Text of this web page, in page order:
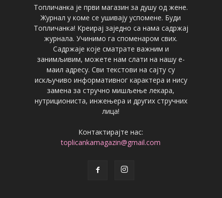
Топличанка је први магазин за душу од жене.
Журнал у коме се ушивају успомене. Буди
Топличанка! Креирај заједно са нама садржај
журнала. Учинимо га споменаром свих.
Садржаје које сматрате важним и
занимљивим, можете нам слати на нашу е-
маил адресу. Сви текстови на сајту су
искључиво информативног карактера и нису
замена за стручно мишљење лекара,
нутрициониста, инжењера и других стручних
лица!
Контактирајте нас:
toplicankamagazin@gmail.com